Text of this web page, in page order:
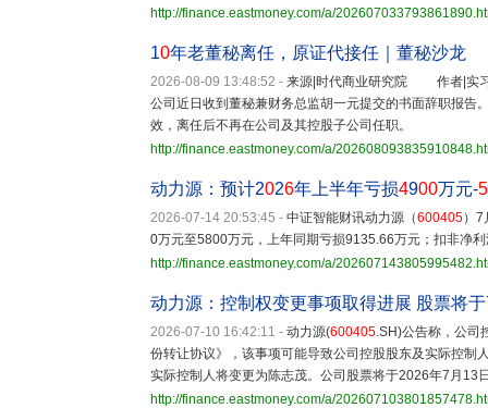
http://finance.eastmoney.com/a/
10年老董秘离任，原证代接任｜董秘沙龙
2026-08-09 13:48:52 - 来源|时代商业研究院 作者|实
公司近日收到董秘兼财务总监胡一元提交的书面辞职报告
效，离任后不再在公司及其控股子公司任职。
http://finance.eastmoney.com/a/
动力源：预计2026年上半年亏损4900万元-5
2026-07-14 20:53:45 - 中证智能财讯动力源（600405）
0万元至5800万元，上年同期亏损9135.66万元；扣非净
http://finance.eastmoney.com/a/
动力源：控制权变更事项取得进展 股票将
2026-07-10 16:42:11 - 动力源(600405.SH)公告称，公司
份转让协议》，该事项可能导致公司控股股东及实际控制
实际控制人将变更为陈志茂。公司股票将于2026年7月13
http://finance.eastmoney.com/a/